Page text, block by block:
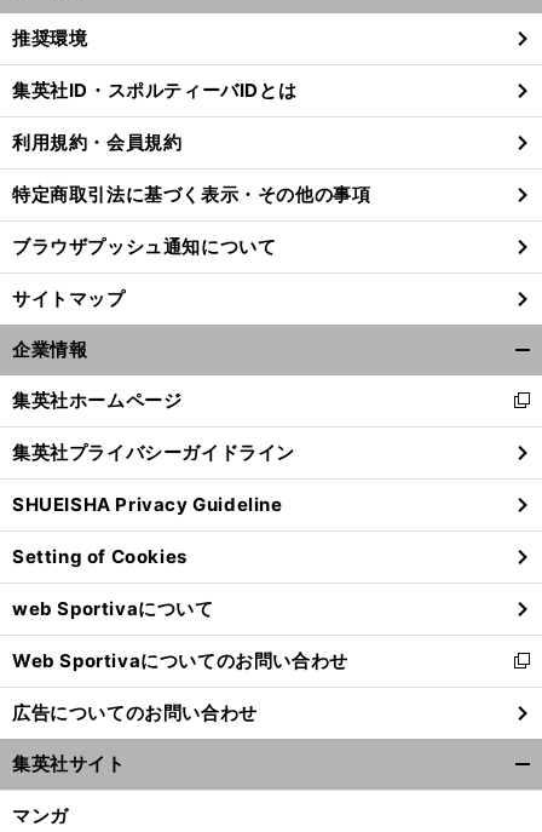
閉
る
推奨環境
集英社ID・スポルティーバIDとは
利用規約・会員規約
特定商取引法に基づく表示・その他の事項
ブラウザプッシュ通知について
サイトマップ
企業情報
閉
る
集英社ホームページ
新
し
い
ウ
ィ
ン
ド
ウ
で
開
く
集英社プライバシーガイドライン
SHUEISHA Privacy Guideline
Setting of Cookies
web Sportivaについて
Web Sportivaについてのお問い合わせ
新
し
い
ウ
ィ
ン
広告についてのお問い合わせ
集英社サイト
マンガ